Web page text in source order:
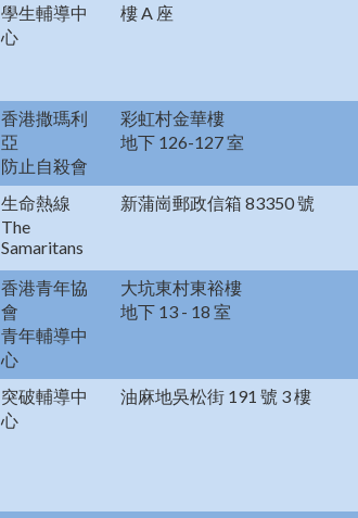
學生輔導中
心
樓 A 座
香港撒瑪利
亞
防止自殺會
彩虹村金華樓
地下 126-127 室
生命熱線
The
Samaritans
新蒲崗郵政信箱 83350 號
香港青年協
會
青年輔導中
心
大坑東村東裕樓
地下 13 - 18 室
突破輔導中
心
油麻地吳松街 191 號 3 樓